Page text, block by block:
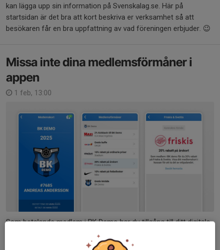
kan lägga upp sin information på Svenskalag.se. Här på
startsidan är det bra att kort beskriva er verksamhet så att
besökaren får en bra uppfattning av vad föreningen erbjuder. 😉
Missa inte dina medlemsförmåner i
appen
1 feb, 13:00
Som betalande medlem i BK Demo har du tillgång till ditt digitala
medlemskort i Svenskalag-appen. I medlemskortet hittar du
även de förmåner och rabatter som gäller för dig som medlem.